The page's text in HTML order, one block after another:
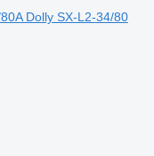
Dolly SX-L2-34/80